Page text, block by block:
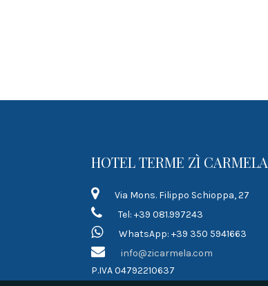
HOTEL TERME ZÌ CARMELA
Via Mons. Filippo Schioppa, 27
Tel: +39 081.997243
WhatsApp: +39 350 5941663
info@zicarmela.com
P.IVA 04792210637